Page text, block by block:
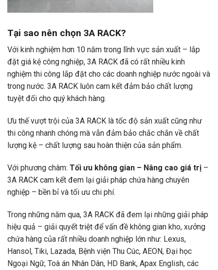
Tại sao nên chọn 3A RACK?
Với kinh nghiệm hơn 10 năm trong lĩnh vực sản xuất – lắp
đặt giá kệ công nghiệp, 3A RACK đã có rất nhiều kinh
nghiệm thi công lắp đặt cho các doanh nghiệp nước ngoài và
trong nước. 3A RACK luôn cam kết đảm bảo chất lượng
tuyệt đối cho quý khách hàng.
Ưu thế vượt trội của 3A RACK là tốc độ sản xuất cũng như
thi công nhanh chóng mà vẫn đảm bảo chắc chắn về chất
lượng kệ – chất lượng sau hoàn thiện của sản phẩm.
Với phương châm: Tối ưu không gian – Nâng cao giá trị –
3A RACK cam kết đem lại giải pháp chứa hàng chuyên
nghiệp – bền bỉ và tối ưu chi phí.
Trong những năm qua, 3A RACK đã đem lại những giải pháp
hiệu quả – giải quyết triệt để vấn đề không gian kho, xưởng
chứa hàng của rất nhiều doanh nghiệp lớn như: Lexus,
Hansol, Tiki, Lazada, Bệnh viện Thu Cúc, AEON, Đại học
Ngoại Ngữ, Toà án Nhân Dân, HD Bank, Apax English, các